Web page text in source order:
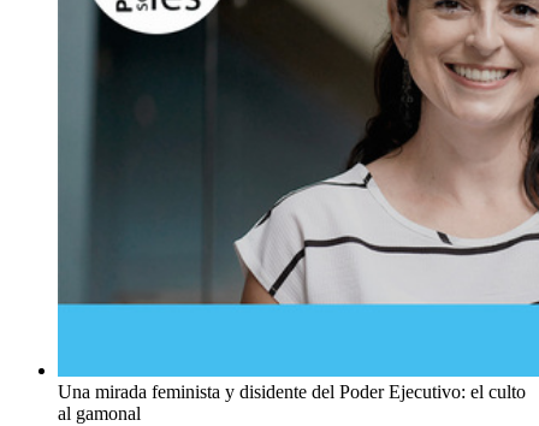
Una mirada feminista y disidente del Poder Ejecutivo: el culto
al gamonal